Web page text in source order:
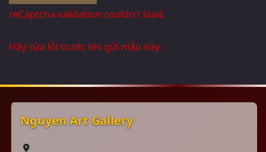
reCaptcha validation couldn't load.
Hãy sửa lỗi trước khi gửi mẫu này.
Nguyen Art Gallery